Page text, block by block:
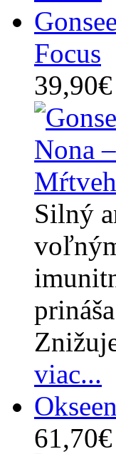
Focus
39,90€
Silný
viac...
61,70€